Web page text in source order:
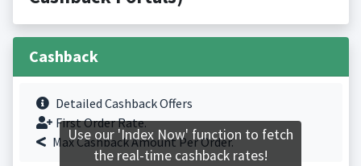
Cashback
Detailed Cashback Offers
First Order Rate.
Max Cashback Amount Per Order.
Use our 'Index Now' function to fetch
the real-time cashback rates!